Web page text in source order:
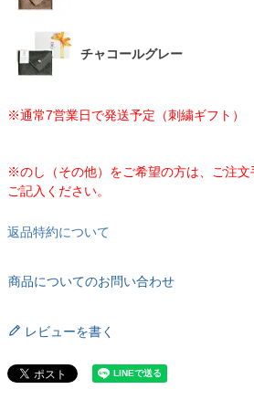
チャコールグレー
※通常7営業日で発送予定（刺繍ギフト）
※のし（その他）をご希望の方は、ご注文
ご記入ください。
返品特約について
商品についてのお問い合わせ
レビューを書く